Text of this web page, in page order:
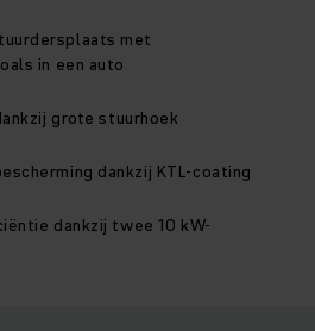
met
in een auto
grote stuurhoek
dankzij KTL-coating
dankzij twee 10 kW-